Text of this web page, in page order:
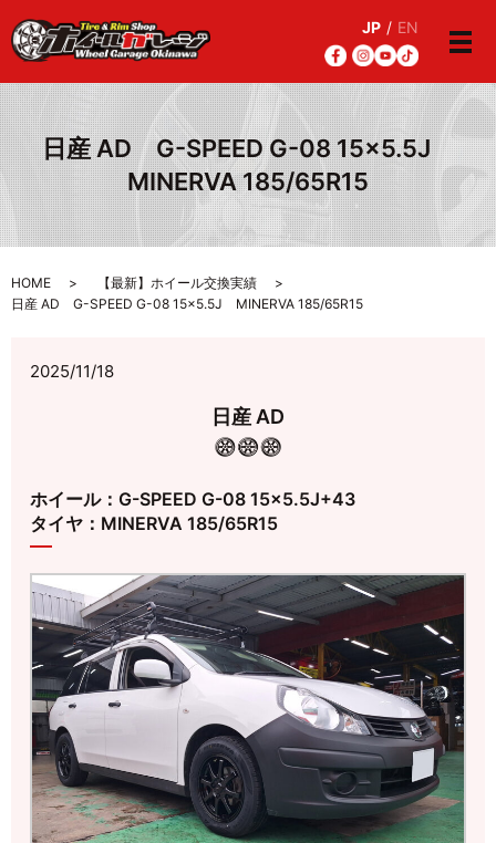
JP / EN
メ
日産 AD G-SPEED G-08 15×5.5J
MINERVA 185/65R15
HOME
【最新】ホイール交換実績
日産 AD G-SPEED G-08 15×5.5J MINERVA 185/65R15
2025/11/18
日産 AD
ホイール：G-SPEED G-08 15×5.5J+43
タイヤ：MINERVA 185/65R15